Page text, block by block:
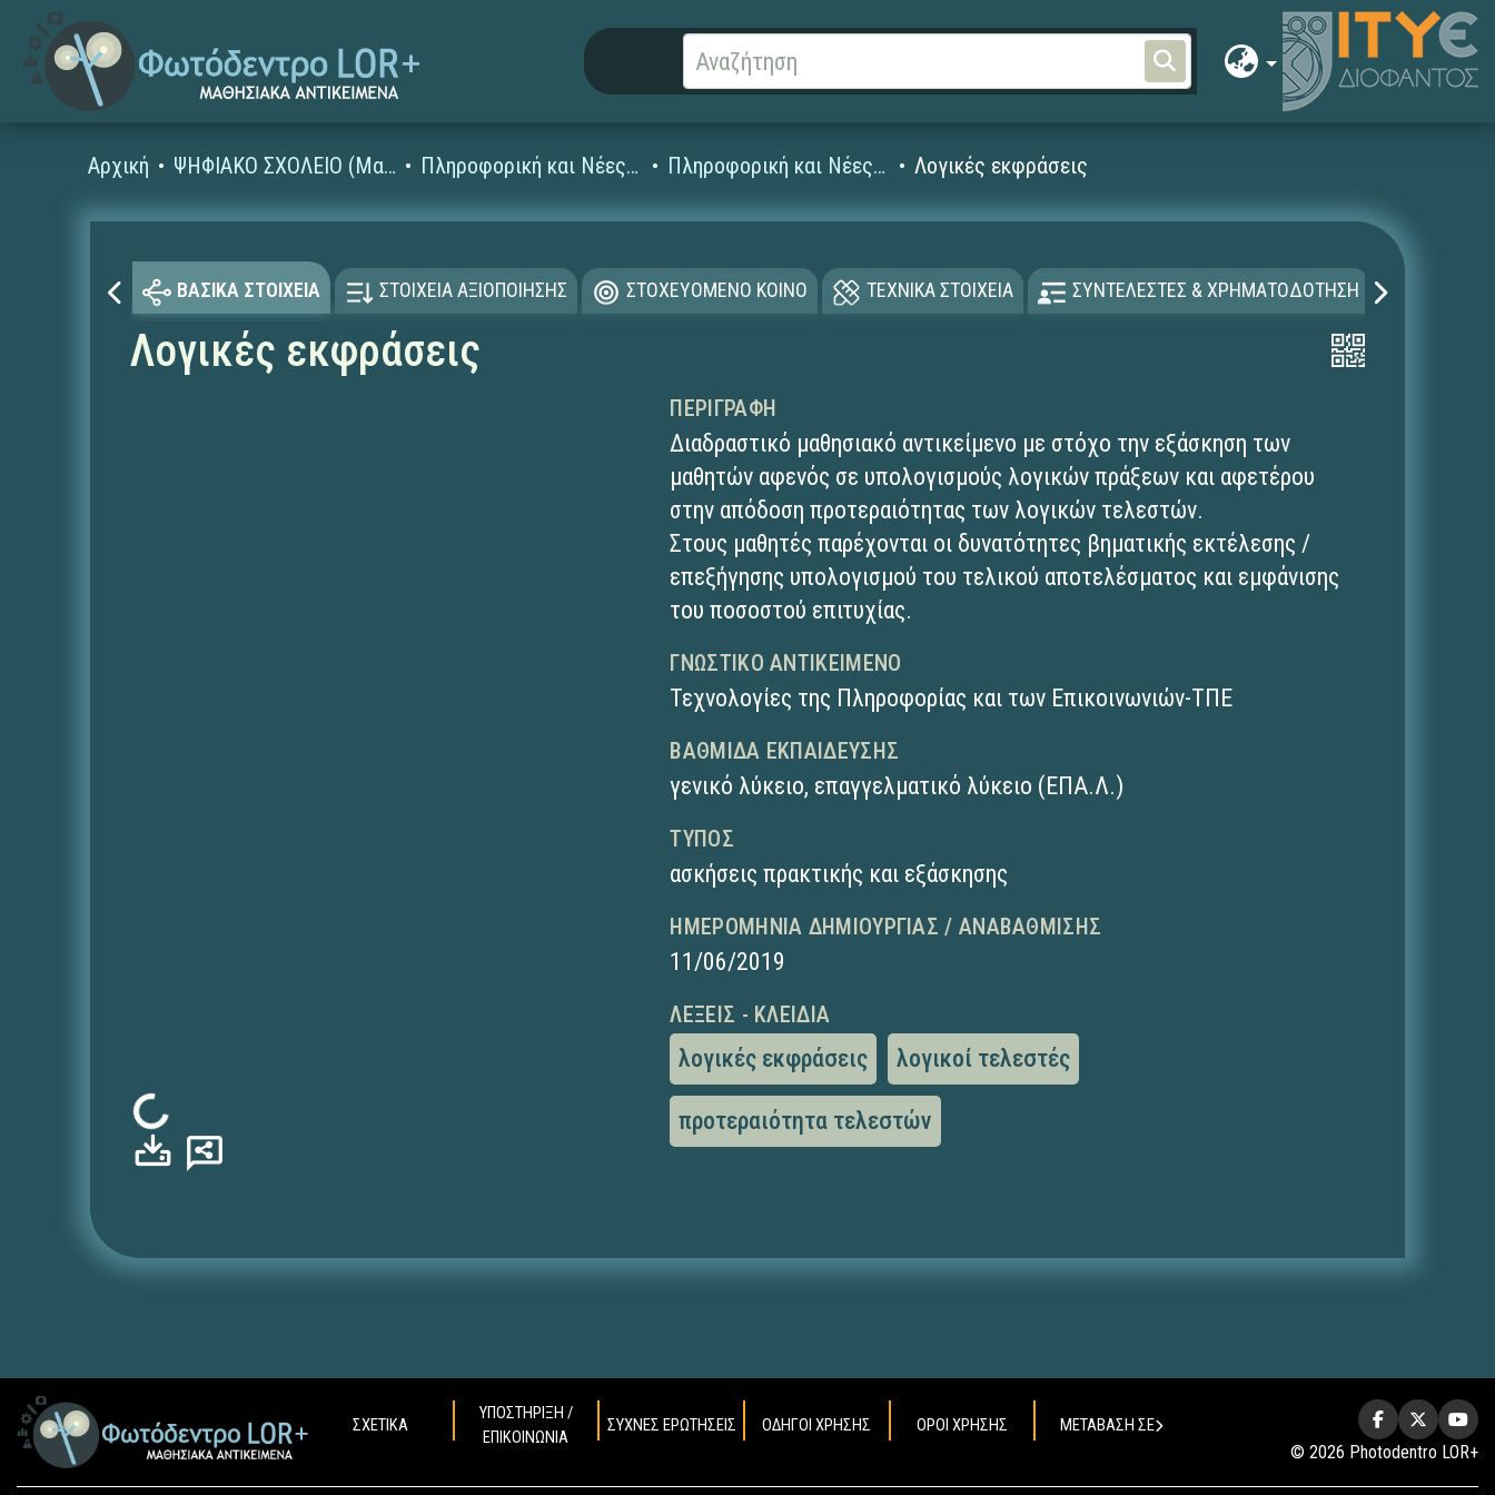
Αρχική ΨΗΦΙΑΚΟ ΣΧΟΛΕΙΟ (Μαθησιακά Αντικείμενα) Πληροφορική και Νέες Τεχνολογίες Πληροφορική και Νέες Τεχνολογίες Λυκείου Λογικές εκφράσεις
ΒΑΣΙΚΑ ΣΤΟΙΧΕΙΑ ΣΤΟΙΧΕΙΑ ΑΞΙΟΠΟΙΗΣΗΣ ΣΤΟΧΕΥΟΜΕΝΟ ΚΟΙΝΟ ΤΕΧΝΙΚΑ ΣΤΟΙΧΕΙΑ ΣΥΝΤΕΛΕΣΤΕΣ & ΧΡΗΜΑΤΟΔΟΤΗΣΗ
Λογικές εκφράσεις
Φόρτωση...
ΠΕΡΙΓΡΑΦΉ
Διαδραστικό μαθησιακό αντικείμενο με στόχο την εξάσκηση των
μαθητών αφενός σε υπολογισμούς λογικών πράξεων και αφετέρου
στην απόδοση προτεραιότητας των λογικών τελεστών.
Στους μαθητές παρέχονται οι δυνατότητες βηματικής εκτέλεσης /
επεξήγησης υπολογισμού του τελικού αποτελέσματος και εμφάνισης
του ποσοστού επιτυχίας.
ΓΝΩΣΤΙΚΌ ΑΝΤΙΚΕΊΜΕΝΟ
Τεχνολογίες της Πληροφορίας και των Επικοινωνιών-ΤΠΕ
ΒΑΘΜΊΔΑ ΕΚΠΑΊΔΕΥΣΗΣ
γενικό λύκειο, επαγγελματικό λύκειο (ΕΠΑ.Λ.)
ΤΎΠΟΣ
ασκήσεις πρακτικής και εξάσκησης
ΗΜΕΡΟΜΗΝΊΑ ΔΗΜΙΟΥΡΓΊΑΣ / ΑΝΑΒΆΘΜΙΣΗΣ
11/06/2019
ΛΈΞΕΙΣ - ΚΛΕΙΔΙΆ
λογικές εκφράσεις λογικοί τελεστές
προτεραιότητα τελεστών
ΣΧΕΤΙΚΑ
ΥΠΟΣΤΗΡΙΞΗ /
ΕΠΙΚΟΙΝΩΝΙΑ
ΣΥΧΝΕΣ ΕΡΩΤΗΣΕΙΣ ΟΔΗΓΟΙ ΧΡΗΣΗΣ ΟΡΟΙ ΧΡΗΣΗΣ ΜΕΤΑΒΑΣΗ ΣΕ
© 2026 Photodentro LOR+